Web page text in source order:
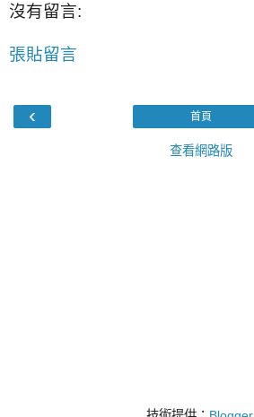
沒有留言:
張貼留言
‹ 首頁
查看網路版